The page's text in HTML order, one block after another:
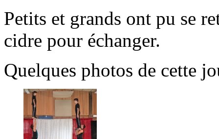
Petits et grands ont pu se
cidre pour échanger.
Quelques photos de cette